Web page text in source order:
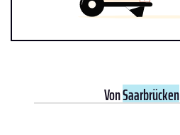
VonSaarbrücken